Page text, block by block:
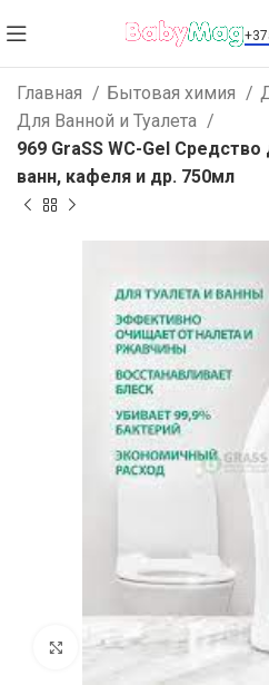
Главная Бытовая химия
Для Ванной и Туалета
969 GraSS WC-Gel
ванн, кафеля и др. 750мл
Увеличить